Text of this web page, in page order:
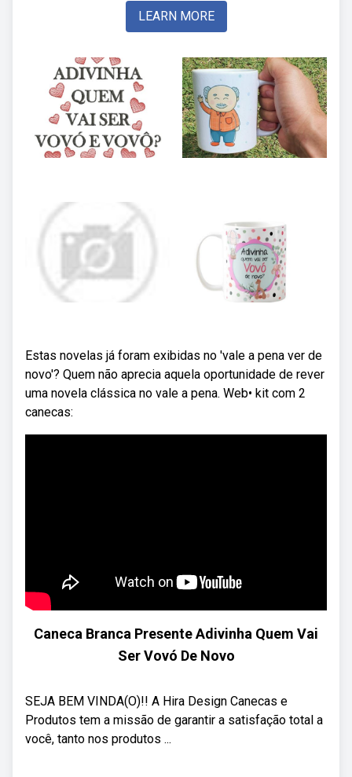
LEARN MORE
Estas novelas já foram exibidas no 'vale a pena ver de
novo'? Quem não aprecia aquela oportunidade de rever
uma novela clássica no vale a pena. Web• kit com 2
canecas:
Caneca Branca Presente Adivinha Quem Vai
Ser Vovó De Novo
SEJA BEM VINDA(O)!! A Hira Design Canecas e
Produtos tem a missão de garantir a satisfação total a
você, tanto nos produtos ...